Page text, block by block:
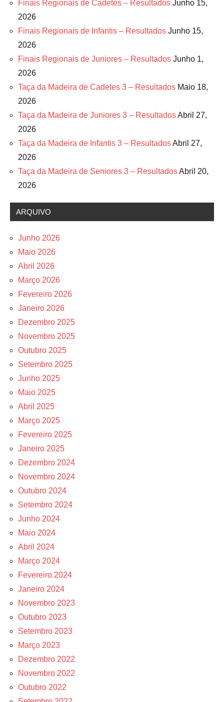
Finais Regionais de Cadetes – Resultados Junho 15,
2026
Finais Regionais de Infantis – Resultados Junho 15,
2026
Finais Regionais de Juniores – Resultados Junho 1,
2026
Taça da Madeira de Cadetes 3 – Resultados Maio 18,
2026
Taça da Madeira de Juniores 3 – ResultadosAbril 27,
2026
Taça da Madeira de Infantis 3 – ResultadosAbril 27,
2026
Taça da Madeira de Seniores 3 – ResultadosAbril 20,
2026
ARQUIVO
Junho 2026
Maio 2026
Abril 2026
Março 2026
Fevereiro 2026
Janeiro 2026
Dezembro 2025
Novembro 2025
Outubro 2025
Setembro 2025
Junho 2025
Maio 2025
Abril 2025
Março 2025
Fevereiro 2025
Janeiro 2025
Dezembro 2024
Novembro 2024
Outubro 2024
Setembro 2024
Junho 2024
Maio 2024
Abril 2024
Março 2024
Fevereiro 2024
Janeiro 2024
Novembro 2023
Outubro 2023
Setembro 2023
Março 2023
Dezembro 2022
Novembro 2022
Outubro 2022